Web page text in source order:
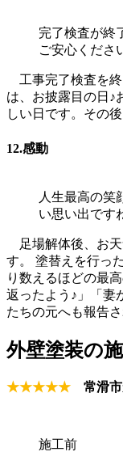
完了検査が終
ご安心くださ
工事完了検査を終
は、お披露目の日♪
しい日です。その
12.感動
人生最高の笑
い思い出です
足場解体後、お天
す。 塗替えを行っ
り数えるほどの最
返ったよう♪」「妻
たちの元へも報告
外壁塗装の
★★★★★ 常滑
施工前